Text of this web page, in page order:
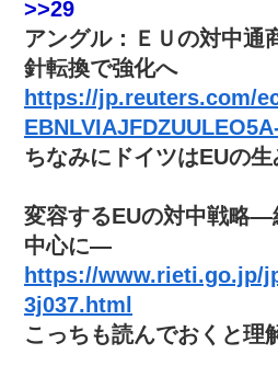
>>29
アングル：ＥＵの対中通
針転換で強化へ
https://jp.reuters.com/
ちなみにドイツはEUの
変容するEUの対中戦略―
中心に―
https://www.rieti.go.jp/
3j037.html
こっちも読んでおくと理